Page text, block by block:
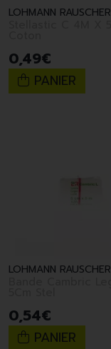
LOHMANN RAUSCHER
0,49€
PANIER
LOHMANN RAUSCHER
0,54€
PANIER